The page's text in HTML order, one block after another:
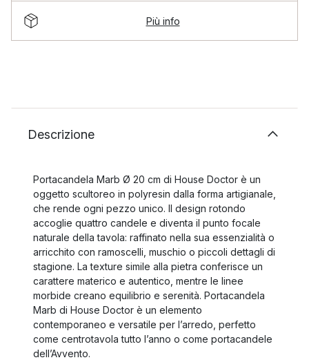
Più info
Descrizione
Portacandela Marb Ø 20 cm di House Doctor è un
oggetto scultoreo in polyresin dalla forma artigianale,
che rende ogni pezzo unico. Il design rotondo
accoglie quattro candele e diventa il punto focale
naturale della tavola: raffinato nella sua essenzialità o
arricchito con ramoscelli, muschio o piccoli dettagli di
stagione. La texture simile alla pietra conferisce un
carattere materico e autentico, mentre le linee
morbide creano equilibrio e serenità. Portacandela
Marb di House Doctor è un elemento
contemporaneo e versatile per l’arredo, perfetto
come centrotavola tutto l’anno o come portacandele
dell’Avvento.